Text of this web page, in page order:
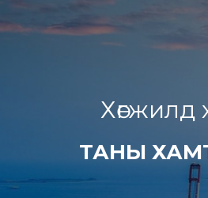
Хөгжилд
ТАНЫ